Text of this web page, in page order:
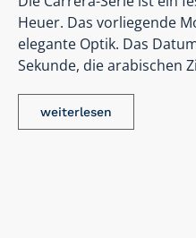
Heuer. Das vorliegende
elegante Optik. Das
Sekunde, die arabischen
weiterlesen